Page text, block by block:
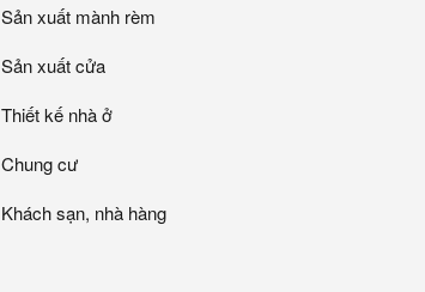
Sản xuất mành rèm
Sản xuất cửa
Thiết kế nhà ở
Chung cư
Khách sạn, nhà hàng